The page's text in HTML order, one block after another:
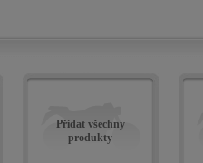
Přidat všechny
produkty